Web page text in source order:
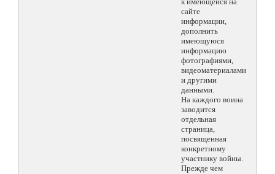
сайте
информации,
дополнить
имеющуюся
информацию
фотографиями,
видеоматериалами
и другими
данными.
На каждого воина
заводится
отдельная
страница,
посвященная
конкретному
участнику войны.
Прежде чем